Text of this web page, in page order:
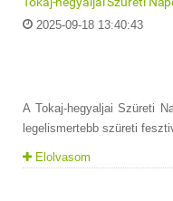
2025-09-18 13:40:43
A Tokaj-hegyaljai Szüreti
legelismertebb szüreti
Elolvasom